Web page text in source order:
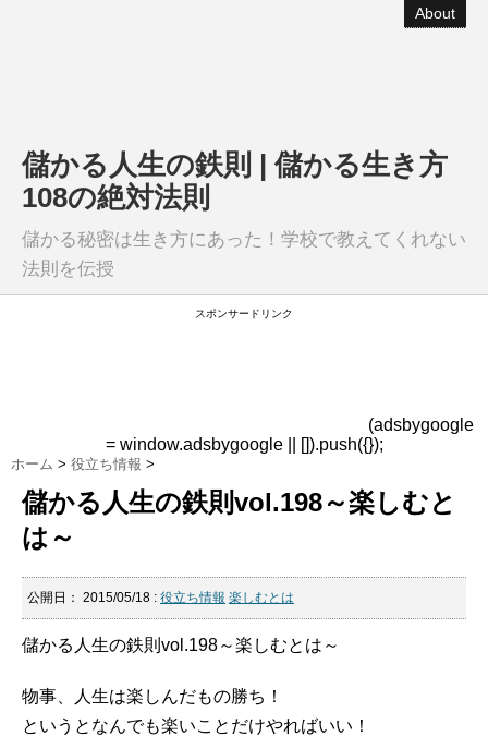
About
儲かる人生の鉄則 | 儲かる生き方
108の絶対法則
儲かる秘密は生き方にあった！学校で教えてくれない
法則を伝授
スポンサードリンク
(adsbygoogle
= window.adsbygoogle || []).push({});
ホーム > 役立ち情報 >
儲かる人生の鉄則vol.198～楽しむと
は～
公開日： 2015/05/18 : 役立ち情報 楽しむとは
儲かる人生の鉄則vol.198～楽しむとは～
物事、人生は楽しんだもの勝ち！
というとなんでも楽いことだけやればいい！